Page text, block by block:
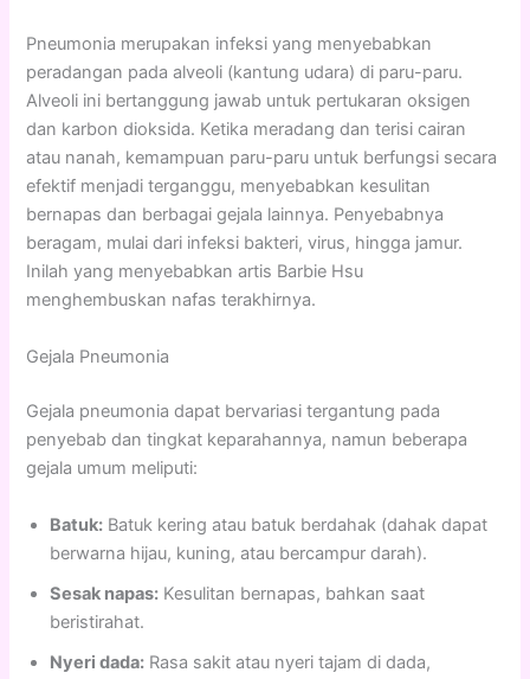
Pneumonia merupakan infeksi yang menyebabkan
peradangan pada alveoli (kantung udara) di paru-paru.
Alveoli ini bertanggung jawab untuk pertukaran oksigen
dan karbon dioksida. Ketika meradang dan terisi cairan
atau nanah, kemampuan paru-paru untuk berfungsi secara
efektif menjadi terganggu, menyebabkan kesulitan
bernapas dan berbagai gejala lainnya. Penyebabnya
beragam, mulai dari infeksi bakteri, virus, hingga jamur.
Inilah yang menyebabkan artis Barbie Hsu
menghembuskan nafas terakhirnya.
Gejala Pneumonia
Gejala pneumonia dapat bervariasi tergantung pada
penyebab dan tingkat keparahannya, namun beberapa
gejala umum meliputi:
Batuk: Batuk kering atau batuk berdahak (dahak dapat
berwarna hijau, kuning, atau bercampur darah).
Sesak napas: Kesulitan bernapas, bahkan saat
beristirahat.
Nyeri dada: Rasa sakit atau nyeri tajam di dada,